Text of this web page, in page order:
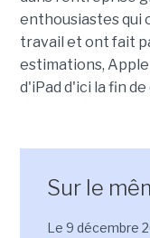
enthousiastes qui
travail et ont fait
estimations,
d'iPad d'ici la fin
Sur le
Le 9 décembre